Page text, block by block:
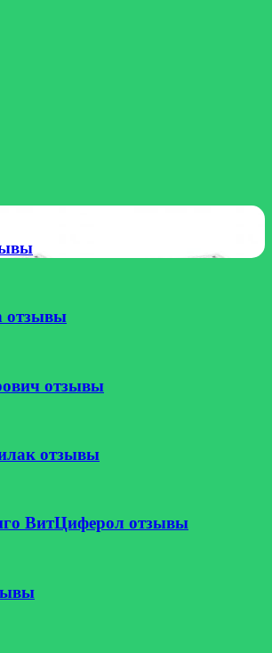
отзывы
отзывы
отзывы
ВитЦиферол отзывы